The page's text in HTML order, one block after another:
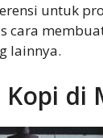
untuk
cara
lainnya.
di